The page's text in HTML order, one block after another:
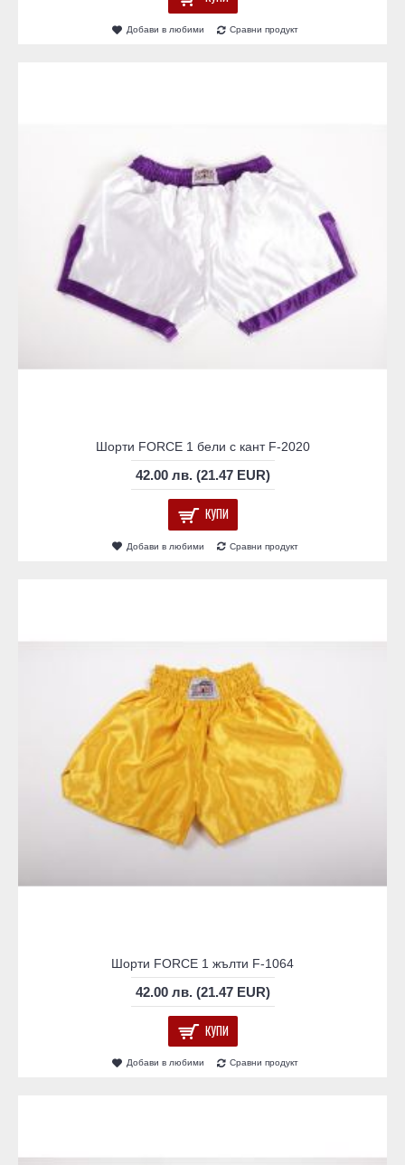
Добави в любими Сравни продукт
Шорти FORCE 1 бели с кант F-2020
42.00 лв. (21.47 EUR)
КУПИ
Добави в любими Сравни продукт
Шорти FORCE 1 жълти F-1064
42.00 лв. (21.47 EUR)
КУПИ
Добави в любими Сравни продукт